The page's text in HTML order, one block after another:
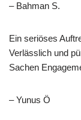
– Bahman S.
Ein seriöses
Verlässlich und
Sachen
– Yunus Ö